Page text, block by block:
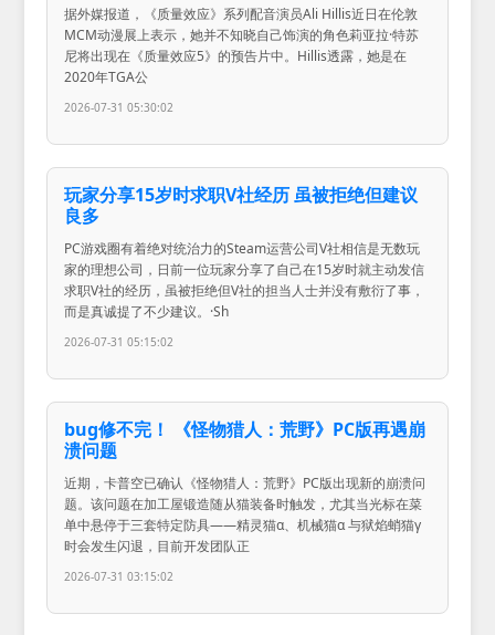
据外媒报道，《质量效应》系列配音演员Ali Hillis近日在伦敦
MCM动漫展上表示，她并不知晓自己饰演的角色莉亚拉·特苏
尼将出现在《质量效应5》的预告片中。Hillis透露，她是在
2020年TGA公
2026-07-31 05:30:02
玩家分享15岁时求职V社经历 虽被拒绝但建议
良多
PC游戏圈有着绝对统治力的Steam运营公司V社相信是无数玩
家的理想公司，日前一位玩家分享了自己在15岁时就主动发信
求职V社的经历，虽被拒绝但V社的担当人士并没有敷衍了事，
而是真诚提了不少建议。·Sh
2026-07-31 05:15:02
bug修不完！ 《怪物猎人：荒野》PC版再遇崩
溃问题
近期，卡普空已确认《怪物猎人：荒野》PC版出现新的崩溃问
题。该问题在加工屋锻造随从猫装备时触发，尤其当光标在菜
单中悬停于三套特定防具——精灵猫α、机械猫α 与狱焰蛸猫γ
时会发生闪退，目前开发团队正
2026-07-31 03:15:02